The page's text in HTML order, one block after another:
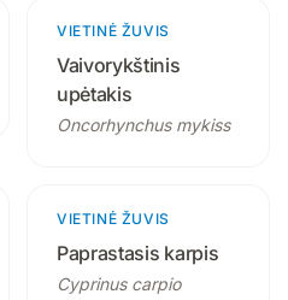
3 produktai
VIETINĖ ŽUVIS
Vaivorykštinis
upėtakis
Oncorhynchus mykiss
3 produktai
VIETINĖ ŽUVIS
Paprastasis karpis
Cyprinus carpio